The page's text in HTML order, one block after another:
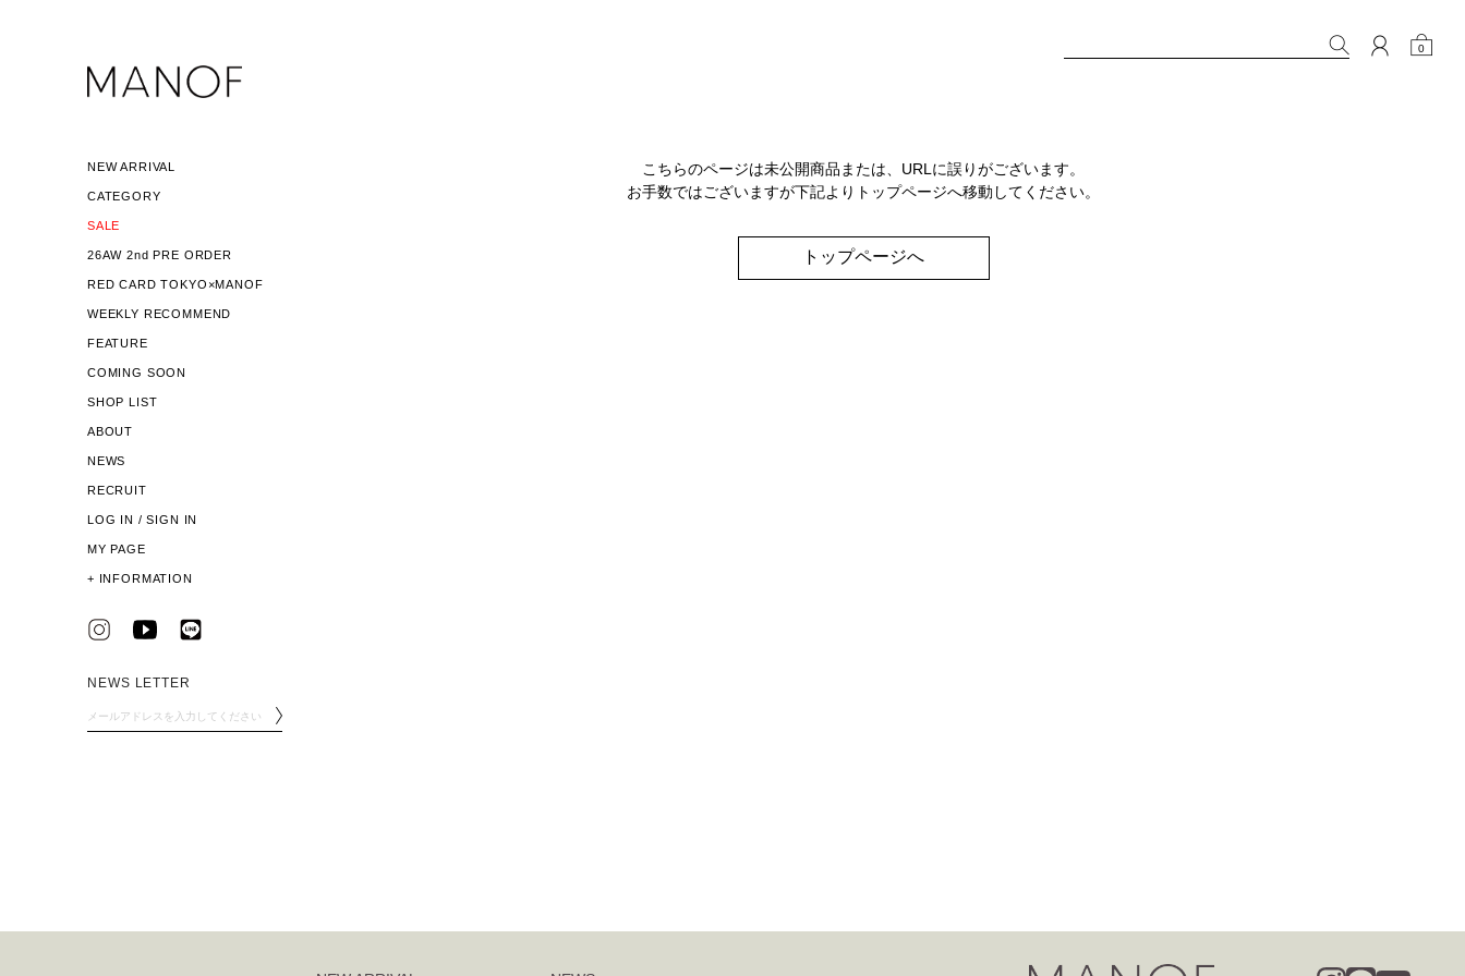
NEW ARRIVAL
CATEGORY
SALE
26AW 2nd PRE ORDER
RED CARD TOKYO×MANOF
WEEKLY RECOMMEND
FEATURE
COMING SOON
SHOP LIST
ABOUT
NEWS
RECRUIT
LOG IN / SIGN IN
MY PAGE
+ INFORMATION
NEWS LETTER
0
こちらのページは未公開商品または、URLに誤りがございます。
お手数ではございますが下記よりトップページへ移動してください。
トップページへ